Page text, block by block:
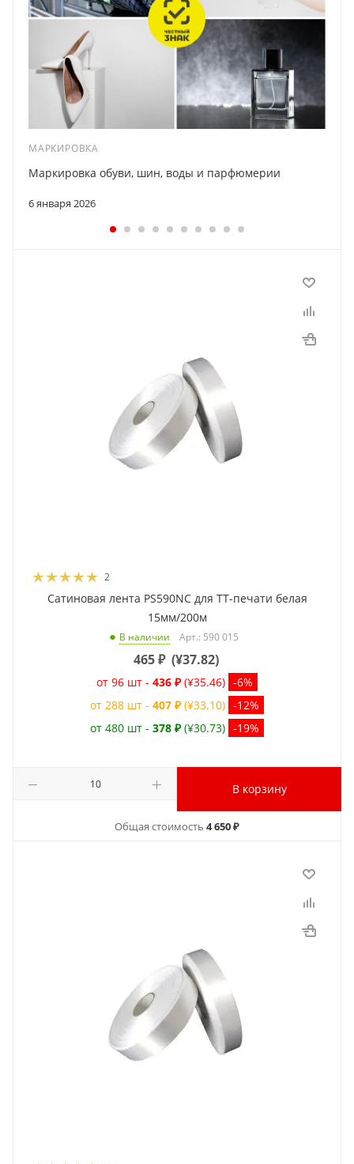
МАРКИРОВКА
6 января 2026
Маркировка обуви, шин, воды и парфюмерии
2
Сатиновая лента PS590NC для ТТ-печати белая
15мм/200м
В наличии Арт.: 590 015
465₽ (¥37.82)
от 96 шт - 436 ₽ (¥35.46) -6%
от 288 шт - 407 ₽ (¥33.10) -12%
от 480 шт - 378 ₽ (¥30.73) -19%
В корзину
Общая стоимость 4 650 ₽